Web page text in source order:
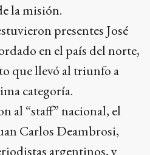
la misión.
presentes José
en el país del norte,
que llevó al triunfo a
categoría.
al “staff” nacional, el
Carlos Deambrosi,
argentinos, y